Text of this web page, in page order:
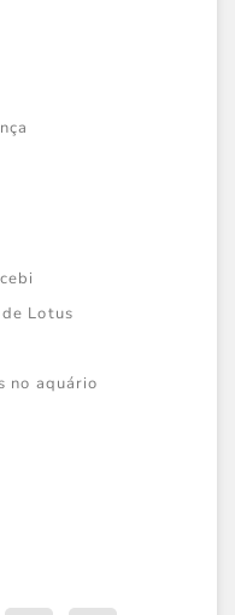
Lotus
no aquário